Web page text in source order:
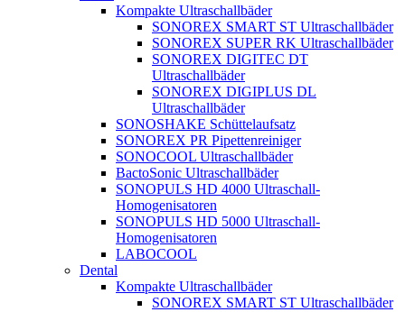
Kompakte Ultraschallbäder
SONOREX SMART ST Ultraschallbäder
SONOREX SUPER RK Ultraschallbäder
SONOREX DIGITEC DT
Ultraschallbäder
SONOREX DIGIPLUS DL
Ultraschallbäder
SONOSHAKE Schüttelaufsatz
SONOREX PR Pipettenreiniger
SONOCOOL Ultraschallbäder
BactoSonic Ultraschallbäder
SONOPULS HD 4000 Ultraschall-
Homogenisatoren
SONOPULS HD 5000 Ultraschall-
Homogenisatoren
LABOCOOL
Dental
Kompakte Ultraschallbäder
SONOREX SMART ST Ultraschallbäder